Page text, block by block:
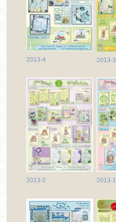
2013-4 2013-3
2013-2 2013-1